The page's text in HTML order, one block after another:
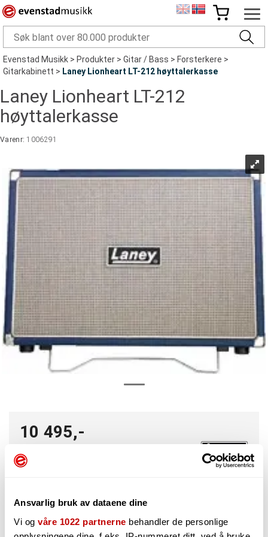
Ansvarlig bruk av dataene dine
Vi og våre 1022 partnerne behandler de personlige
Evenstad Musikk>Produkter>Gitar / Bass>Forsterkere>
Gitarkabinett> Laney Lionheart LT-212 høyttalerkasse
Laney Lionheart LT-212
høyttalerkasse
Varenr:1006291
10 495,-